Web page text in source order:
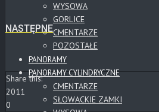
WYSOWA
GORLICE
CMENTARZE
POZOSTAŁE
PANORAMY
PANORAMY CYLINDRYCZNE
CMENTARZE
SŁOWACKIE ZAMKI
NASTĘPNE
Share this:
2011
0